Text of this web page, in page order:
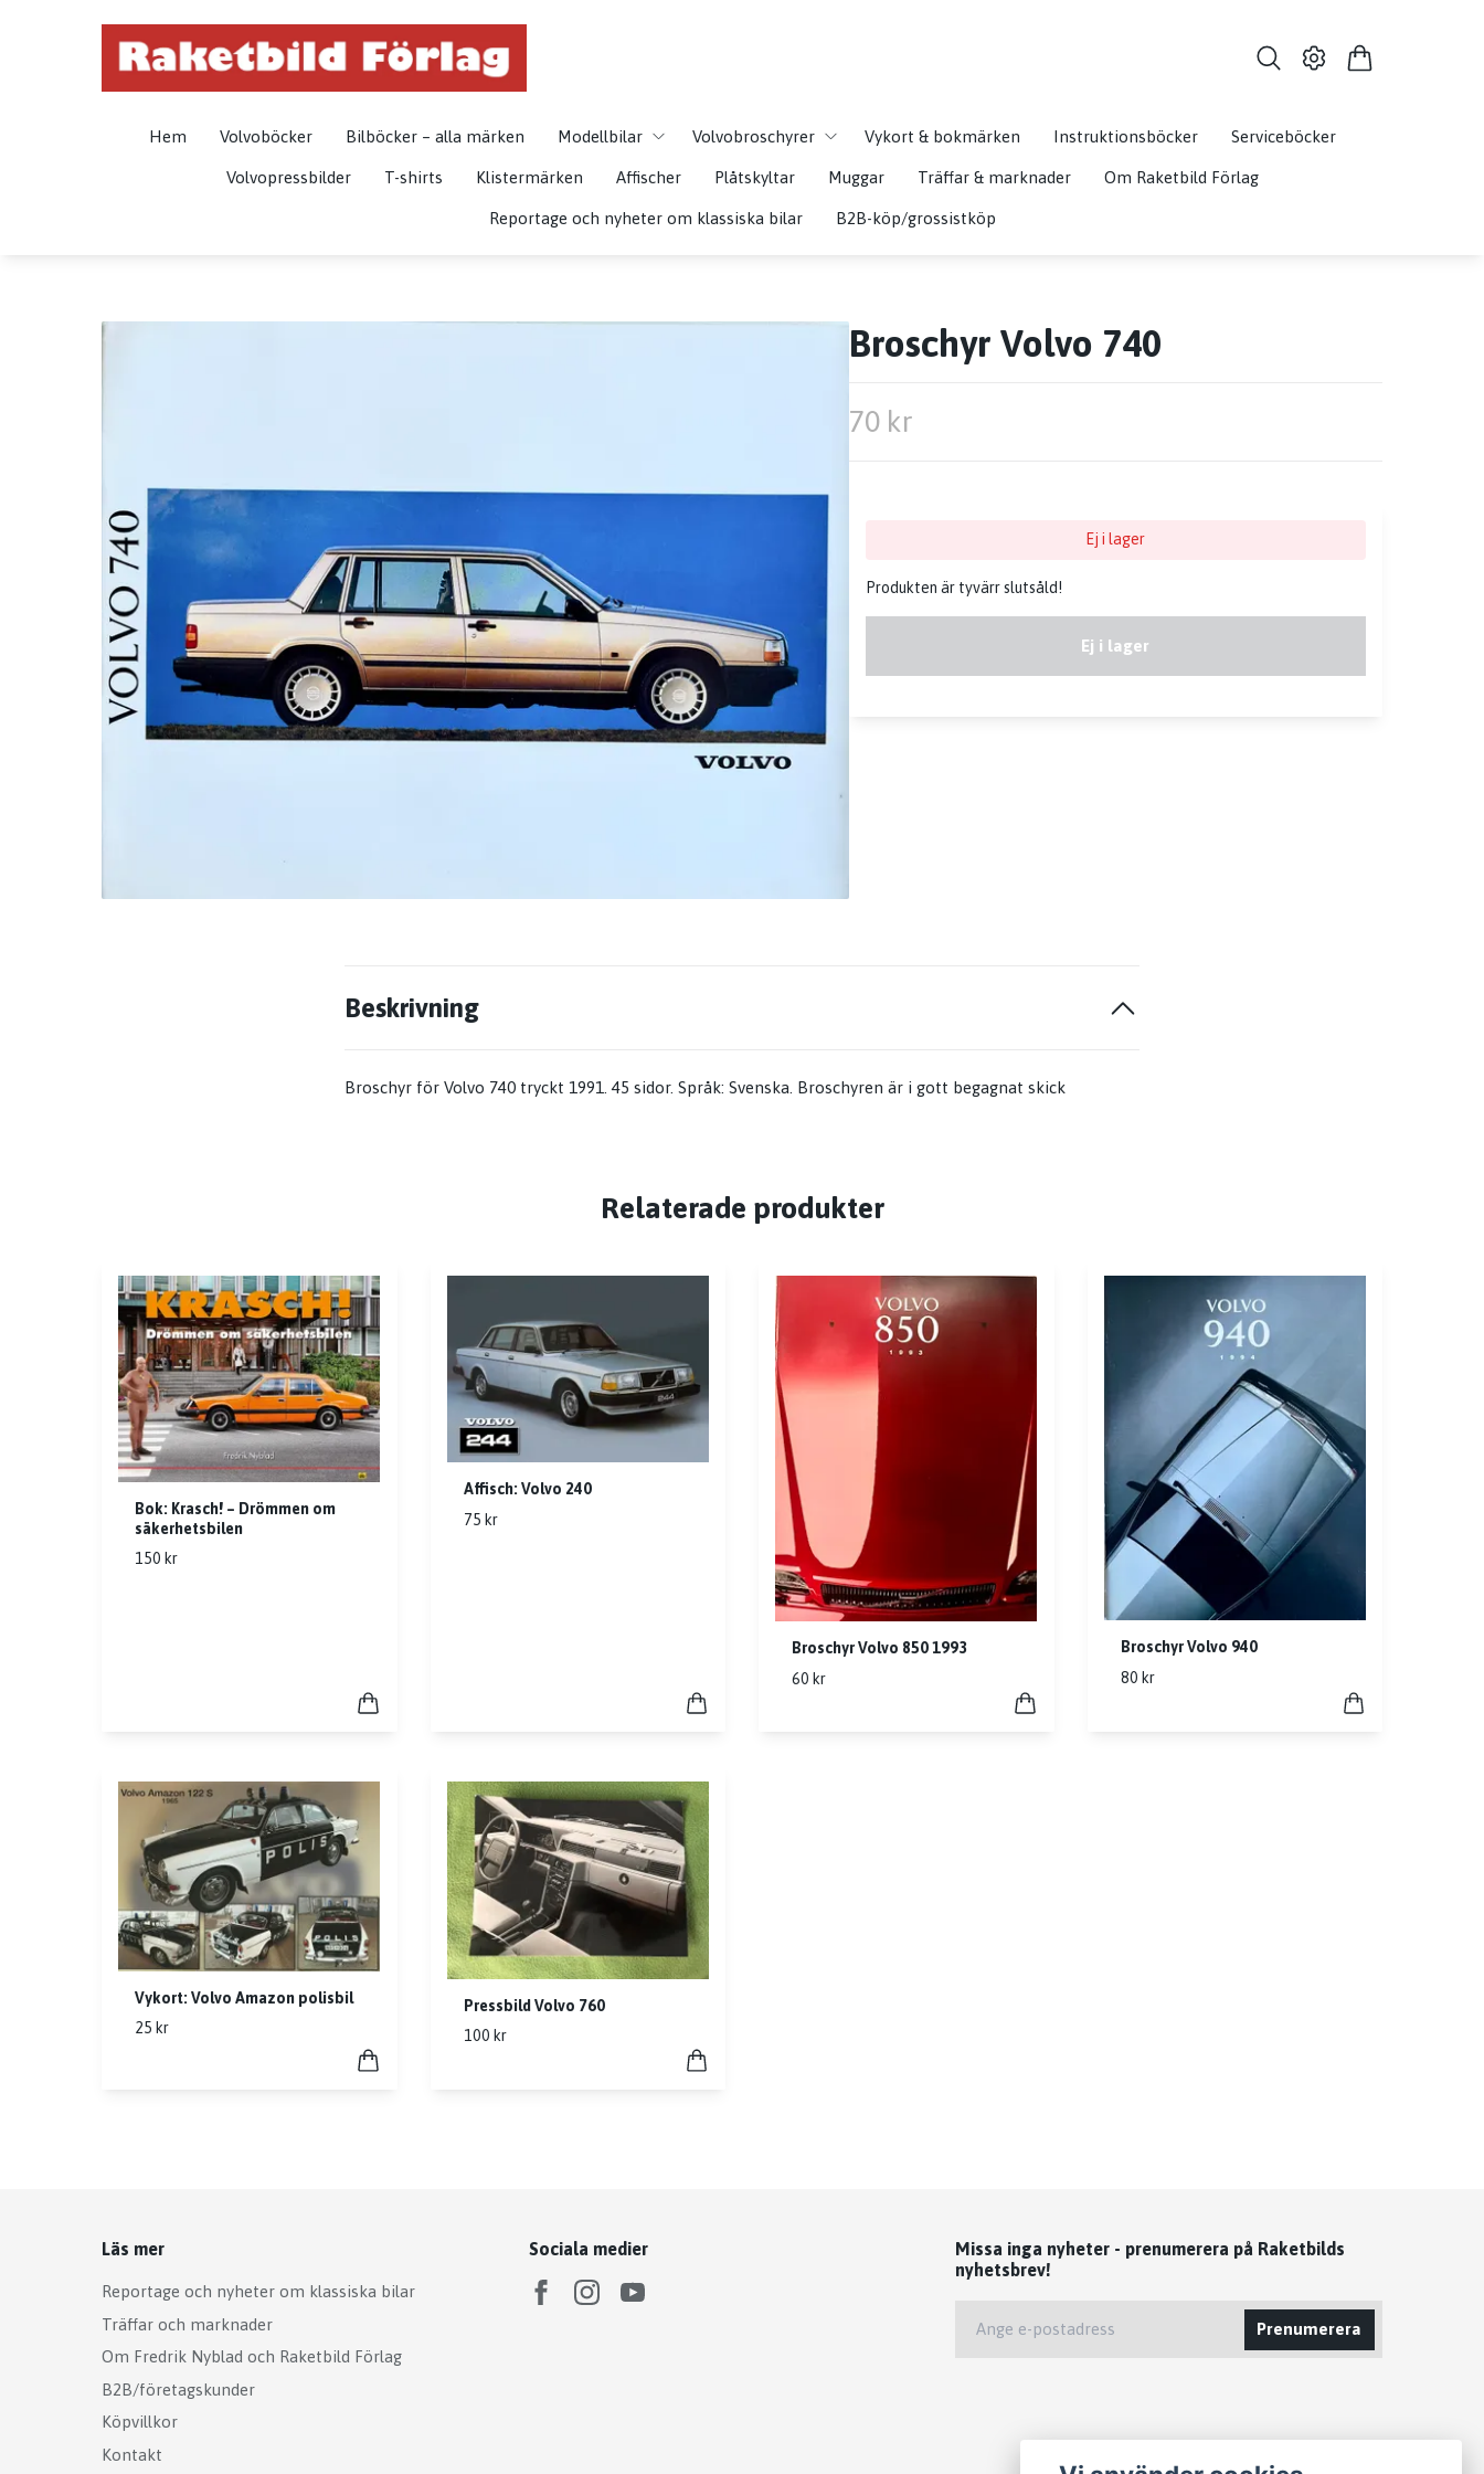
Hem Volvoböcker Bilböcker – alla märken Modellbilar Volvobroschyrer Vykort & bokmärken Instruktionsböcker Serviceböcker
Volvopressbilder T-shirts Klistermärken Affischer Plåtskyltar Muggar Träffar & marknader Om Raketbild Förlag
Reportage och nyheter om klassiska bilar B2B-köp/grossistköp
Broschyr Volvo 740
70 kr
Ej i lager
Produkten är tyvärr slutsåld!
Ej i lager
Beskrivning
Broschyr för Volvo 740 tryckt 1991. 45 sidor. Språk: Svenska. Broschyren är i gott begagnat skick
Relaterade produkter
Bok: Krasch! – Drömmen om
säkerhetsbilen
150 kr
Affisch: Volvo 240
75 kr
Broschyr Volvo 850 1993
60 kr
Broschyr Volvo 940
80 kr
Vykort: Volvo Amazon polisbil
25 kr
Pressbild Volvo 760
100 kr
Läs mer
Reportage och nyheter om klassiska bilar
Träffar och marknader
Om Fredrik Nyblad och Raketbild Förlag
B2B/företagskunder
Köpvillkor
Kontakt
Sociala medier
Missa inga nyheter - prenumerera på Raketbilds
nyhetsbrev!
Prenumerera